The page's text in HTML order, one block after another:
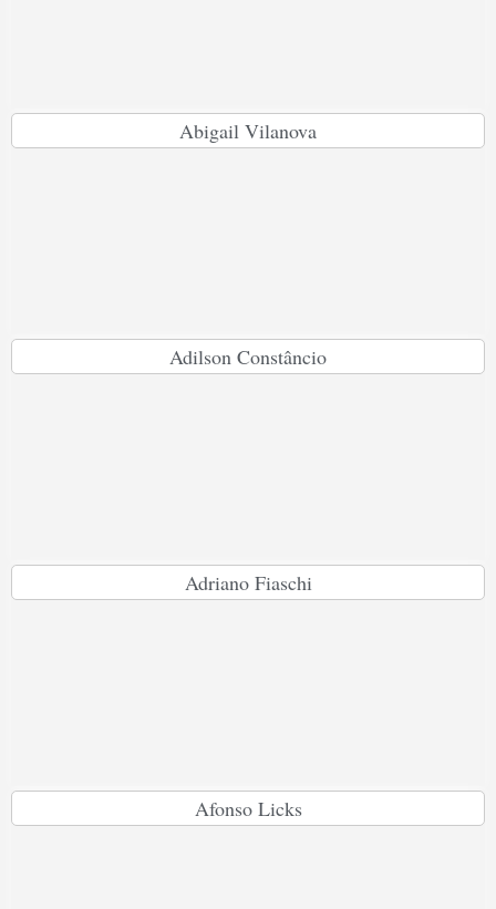
Abigail Vilanova
Adilson Constâncio
Adriano Fiaschi
Afonso Licks